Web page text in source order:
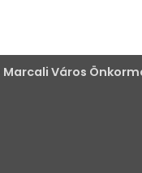
Marcali Város